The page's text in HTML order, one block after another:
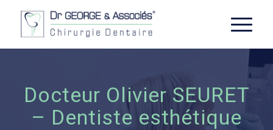
Docteur Olivier SEURET
– Dentiste esthétique